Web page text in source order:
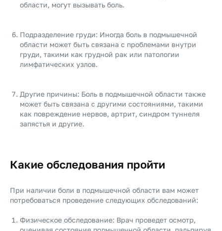
области, могут вызывать боль.
Подразделение груди: Иногда боль в подмышечной
области может быть связана с проблемами внутри
груди, такими как грудной рак или патологии
лимфатических узлов.
Другие причины: Боль в подмышечной области также
может быть связана с другими состояниями, такими
как повреждение нервов, артрит, синдром туннеля
запястья и другие.
Какие обследования пройти
При наличии боли в подмышечной области вам может
потребоваться проведение следующих обследований:
Физическое обследование: Врач проведет осмотр,